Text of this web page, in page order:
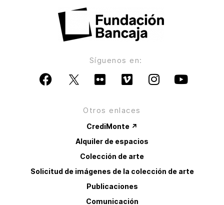
Síguenos en:
Otros enlaces
CrediMonte ↗
Alquiler de espacios
Colección de arte
Solicitud de imágenes de la colección de arte
Publicaciones
Comunicación